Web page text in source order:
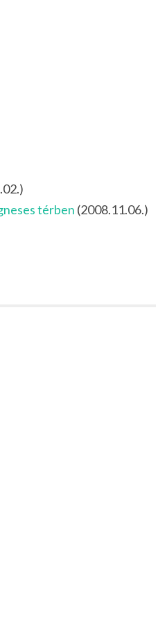
térben (2008.11.06.)